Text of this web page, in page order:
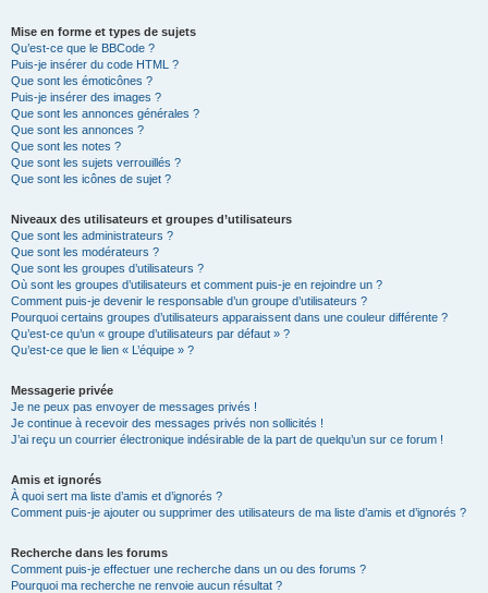
Mise en forme et types de sujets
Qu’est-ce que le BBCode ?
Puis-je insérer du code HTML ?
Que sont les émoticônes ?
Puis-je insérer des images ?
Que sont les annonces générales ?
Que sont les annonces ?
Que sont les notes ?
Que sont les sujets verrouillés ?
Que sont les icônes de sujet ?
Niveaux des utilisateurs et groupes d’utilisateurs
Que sont les administrateurs ?
Que sont les modérateurs ?
Que sont les groupes d’utilisateurs ?
Où sont les groupes d’utilisateurs et comment puis-je en rejoindre un ?
Comment puis-je devenir le responsable d’un groupe d’utilisateurs ?
Pourquoi certains groupes d’utilisateurs apparaissent dans une couleur différente ?
Qu’est-ce qu’un « groupe d’utilisateurs par défaut » ?
Qu’est-ce que le lien « L’équipe » ?
Messagerie privée
Je ne peux pas envoyer de messages privés !
Je continue à recevoir des messages privés non sollicités !
J’ai reçu un courrier électronique indésirable de la part de quelqu’un sur ce forum !
Amis et ignorés
À quoi sert ma liste d’amis et d’ignorés ?
Comment puis-je ajouter ou supprimer des utilisateurs de ma liste d’amis et d’ignorés ?
Recherche dans les forums
Comment puis-je effectuer une recherche dans un ou des forums ?
Pourquoi ma recherche ne renvoie aucun résultat ?